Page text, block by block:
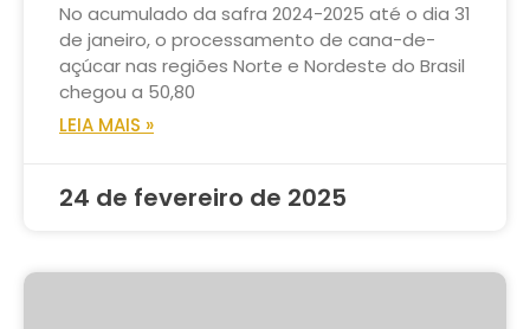
No acumulado da safra 2024-2025 até o dia 31
de janeiro, o processamento de cana-de-
açúcar nas regiões Norte e Nordeste do Brasil
chegou a 50,80
LEIA MAIS »
24 de fevereiro de 2025